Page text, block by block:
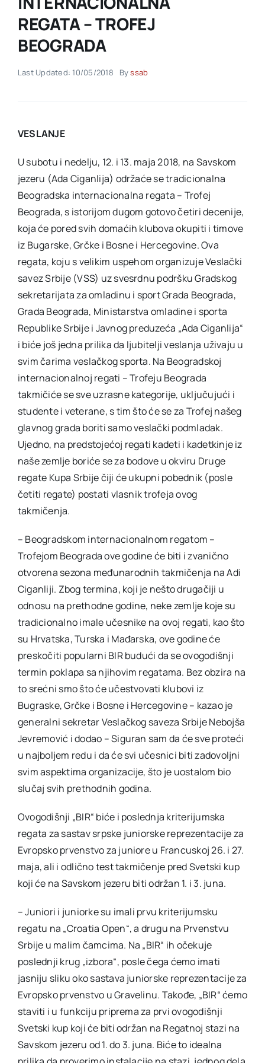
Akti SSAB
Kontakt
REGATA – TROFEJ
BEOGRADA
Last Updated: 10/05/2018 Byssab
VESLANJE
U subotu i nedelju, 12. i 13. maja 2018, na Savskom
jezeru (Ada Ciganlija) održaće se tradicionalna
Beogradska internacionalna regata – Trofej
Beograda, s istorijom dugom gotovo četiri decenije,
koja će pored svih domaćih klubova okupiti i timove
iz Bugarske, Grčke i Bosne i Hercegovine. Ova
regata, koju s velikim uspehom organizuje Veslački
savez Srbije (VSS) uz svesrdnu podršku Gradskog
sekretarijata za omladinu i sport Grada Beograda,
Grada Beograda, Ministarstva omladine i sporta
Republike Srbije i Javnog preduzeća „Ada Ciganlija“
i biće još jedna prilika da ljubitelji veslanja uživaju u
svim čarima veslačkog sporta. Na Beogradskoj
internacionalnoj regati – Trofeju Beograda
takmičiće se sve uzrasne kategorije, uključujući i
studente i veterane, s tim što će se za Trofej našeg
glavnog grada boriti samo veslački podmladak.
Ujedno, na predstojećoj regati kadeti i kadetkinje iz
naše zemlje boriće se za bodove u okviru Druge
regate Kupa Srbije čiji će ukupni pobednik (posle
četiti regate) postati vlasnik trofeja ovog
takmičenja.
– Beogradskom internacionalnom regatom –
Trofejom Beograda ove godine će biti i zvanično
otvorena sezona međunarodnih takmičenja na Adi
Ciganliji. Zbog termina, koji je nešto drugačiji u
odnosu na prethodne godine, neke zemlje koje su
tradicionalno imale učesnike na ovoj regati, kao što
su Hrvatska, Turska i Mađarska, ove godine će
preskočiti popularni BIR budući da se ovogodišnji
termin poklapa sa njihovim regatama. Bez obzira na
to srećni smo što će učestvovati klubovi iz
Bugraske, Grčke i Bosne i Hercegovine – kazao je
generalni sekretar Veslačkog saveza Srbije Nebojša
Jevremović i dodao – Siguran sam da će sve proteći
u najboljem redu i da će svi učesnici biti zadovoljni
svim aspektima organizacije, što je uostalom bio
slučaj svih prethodnih godina.
Ovogodišnji „BIR“ biće i poslednja kriterijumska
regata za sastav srpske juniorske reprezentacije za
Evropsko prvenstvo za juniore u Francuskoj 26. i 27.
maja, ali i odlično test takmičenje pred Svetski kup
koji će na Savskom jezeru biti održan 1. i 3. juna.
– Juniori i juniorke su imali prvu kriterijumsku
regatu na „Croatia Open“, a drugu na Prvenstvu
Srbije u malim čamcima. Na „BIR“ ih očekuje
poslednji krug „izbora“, posle čega ćemo imati
jasniju sliku oko sastava juniorske reprezentacije za
Evropsko prvenstvo u Gravelinu. Takođe, „BIR“ ćemo
staviti i u funkciju priprema za prvi ovogodišnji
Svetski kup koji će biti održan na Regatnoj stazi na
Savskom jezeru od 1. do 3. juna. Biće to idealna